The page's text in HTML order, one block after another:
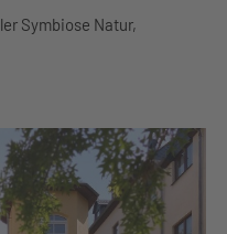
Symbiose Natur,